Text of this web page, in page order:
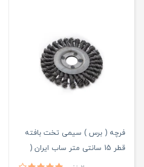
فرچه ( برس ) سیمی تخت بافته
قطر 15 سانتی متر ساب ایران (